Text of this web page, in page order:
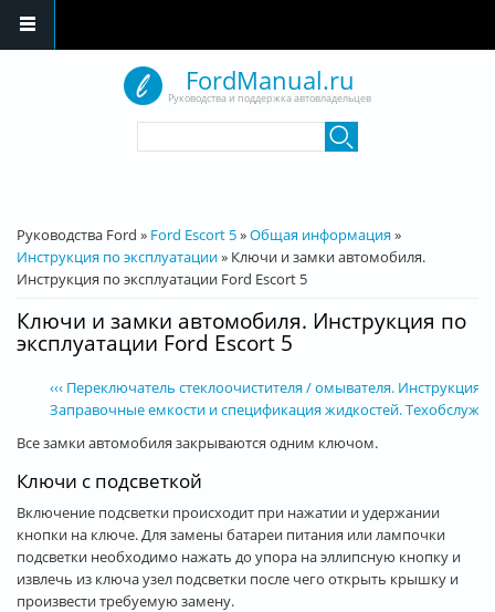
FordManual.ru
Руководства и поддержка автовладельцев
Вы здесь
Руководства Ford » Ford Escort 5»Общая информация»
Инструкция по эксплуатации» Ключи и замки автомобиля.
Инструкция по эксплуатации Ford Escort 5
Ключи и замки автомобиля. Инструкция по
эксплуатации Ford Escort 5
‹‹‹ Переключатель стеклоочистителя / омывателя. Инструкция
Заправочные емкости и спецификация жидкостей.
Все замки автомобиля закрываются одним ключом.
Ключи с подсветкой
Включение подсветки происходит при нажатии и удержании
кнопки на ключе. Для замены батареи питания или лампочки
подсветки необходимо нажать до упора на эллипсную кнопку и
извлечь из ключа узел подсветки после чего открыть крышку и
произвести требуемую замену.